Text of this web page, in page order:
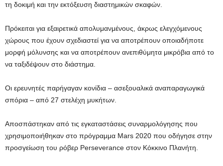
τη δοκιμή και την εκτόξευση διαστημικών σκαφών.
Πρόκειται για εξαιρετικά απολυμανμένους, άκρως ελεγχόμενους
χώρους που έχουν σχεδιαστεί για να αποτρέπουν οποιαδήποτε
μορφή μόλυνσης και να αποτρέπουν ανεπιθύμητα μικρόβια από το
να ταξιδέψουν στο διάστημα.
Οι ερευνητές παρήγαγαν κονίδια – ασεξουαλικά αναπαραγωγικά
σπόρια – από 27 στελέχη μυκήτων.
Αποσπάστηκαν από τις εγκαταστάσεις συναρμολόγησης που
χρησιμοποιήθηκαν στο πρόγραμμα Mars 2020 που οδήγησε στην
προσγείωση του ρόβερ Perseverance στον Κόκκινο Πλανήτη.